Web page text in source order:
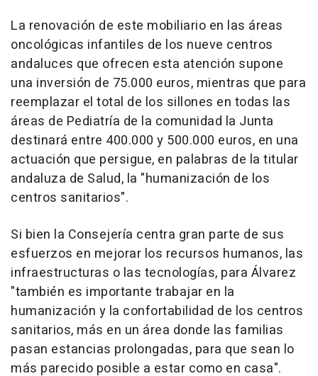
La renovación de este mobiliario en las áreas
oncológicas infantiles de los nueve centros
andaluces que ofrecen esta atención supone
una inversión de 75.000 euros, mientras que para
reemplazar el total de los sillones en todas las
áreas de Pediatría de la comunidad la Junta
destinará entre 400.000 y 500.000 euros, en una
actuación que persigue, en palabras de la titular
andaluza de Salud, la "humanización de los
centros sanitarios".
Si bien la Consejería centra gran parte de sus
esfuerzos en mejorar los recursos humanos, las
infraestructuras o las tecnologías, para Álvarez
"también es importante trabajar en la
humanización y la confortabilidad de los centros
sanitarios, más en un área donde las familias
pasan estancias prolongadas, para que sean lo
más parecido posible a estar como en casa".